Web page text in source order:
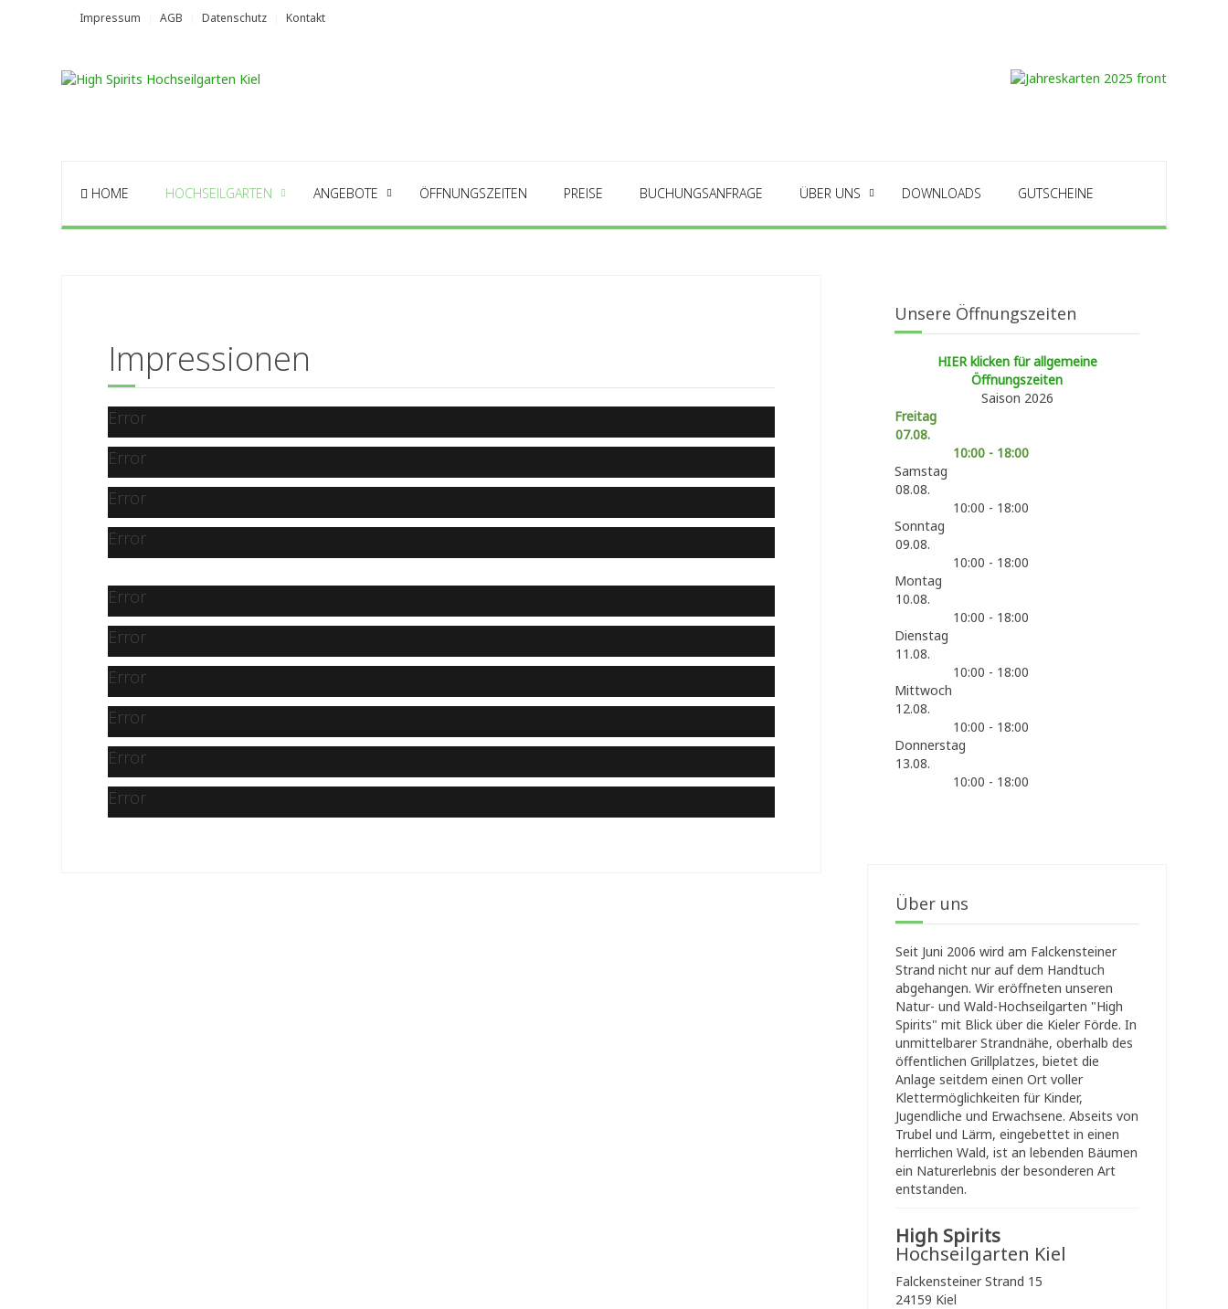
Impressum AGB Datenschutz Kontakt
HOME HOCHSEILGARTEN ANGEBOTE ÖFFNUNGSZEITEN PREISE BUCHUNGSANFRAGE ÜBER UNS DOWNLOADS GUTSCHEINE
Impressionen
Error
Error
Error
Error
Error
Error
Error
Error
Error
Error
Unsere Öffnungszeiten
HIER klicken für allgemeine
Öffnungszeiten
Saison 2026
Freitag
07.08.
10:00 - 18:00
Samstag
08.08.
10:00 - 18:00
Sonntag
09.08.
10:00 - 18:00
Montag
10.08.
10:00 - 18:00
Dienstag
11.08.
10:00 - 18:00
Mittwoch
12.08.
10:00 - 18:00
Donnerstag
13.08.
10:00 - 18:00
Über uns
Seit Juni 2006 wird am Falckensteiner
Strand nicht nur auf dem Handtuch
abgehangen. Wir eröffneten unseren
Natur- und Wald-Hochseilgarten "High
Spirits" mit Blick über die Kieler Förde. In
unmittelbarer Strandnähe, oberhalb des
öffentlichen Grillplatzes, bietet die
Anlage seitdem einen Ort voller
Klettermöglichkeiten für Kinder,
Jugendliche und Erwachsene. Abseits von
Trubel und Lärm, eingebettet in einen
herrlichen Wald, ist an lebenden Bäumen
ein Naturerlebnis der besonderen Art
entstanden.
High Spirits
Hochseilgarten Kiel
Falckensteiner Strand 15
24159 Kiel